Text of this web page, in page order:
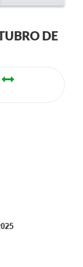
DE